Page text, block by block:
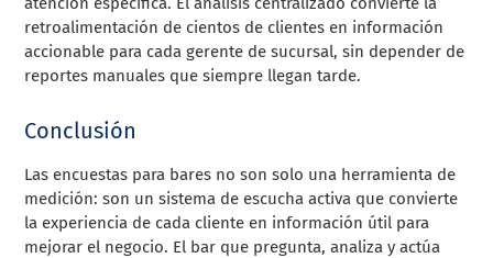
retroalimentación de cientos de clientes en información
accionable para cada gerente de sucursal, sin depender de
reportes manuales que siempre llegan tarde.
Conclusión
Las encuestas para bares no son solo una herramienta de
medición: son un sistema de escucha activa que convierte
la experiencia de cada cliente en información útil para
mejorar el negocio. El bar que pregunta, analiza y actúa